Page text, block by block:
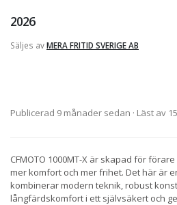
2026
Säljes avMERA FRITID SVERIGE AB
Publicerad 9 månader sedan · Läst av
CFMOTO 1000MT-X är skapad för
mer komfort och mer frihet. Det här är
kombinerar modern teknik, robust
långfärdskomfort i ett självsäkert och